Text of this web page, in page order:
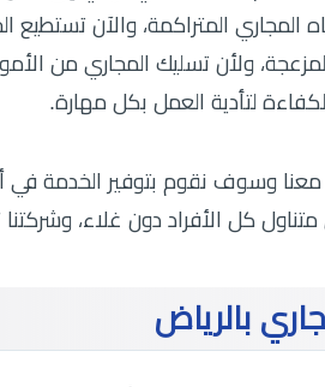
المجاري المتراكمة، والآن
ولأن تسليك المجاري من
لتأدية العمل بكل مهارة.
وسوف نقوم بتوفير الخدمة في
كل الأفراد دون غلاء،
بالرياض